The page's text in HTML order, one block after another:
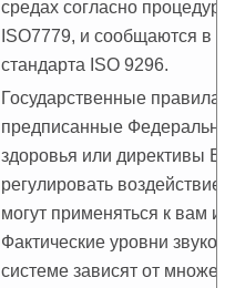
средах согласно
ISO7779, и сообщаются в
стандарта ISO 9296.
Государственные правила
предписанные
здоровья или директивы
регулировать
могут применяться к вам и
Фактические уровни
системе зависят от